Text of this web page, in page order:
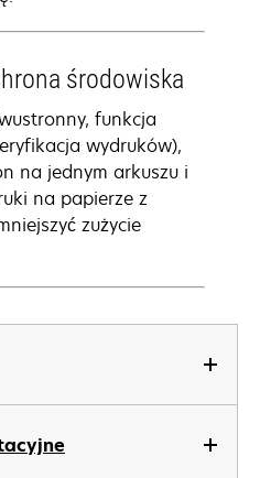
środowiska
funkcja
wydruków),
na jednym arkuszu i
na papierze z
zużycie